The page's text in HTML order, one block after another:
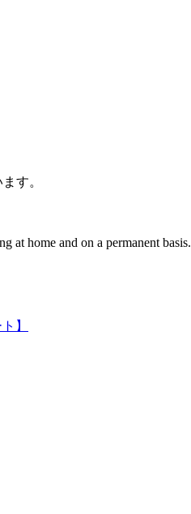
す。
home and on a permanent basis.
】